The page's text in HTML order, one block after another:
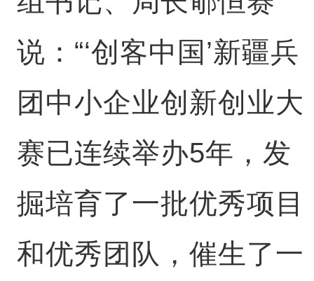
说：“‘创客中国’新疆兵
团中小企业创新创业大
赛已连续举办5年，发
掘培育了一批优秀项目
和优秀团队，催生了一